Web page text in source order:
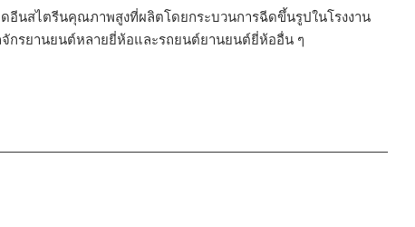
ดอีนสไตรีนคุณภาพสูงที่ผลิตโดยกระบวนการฉีดขึ้นรูปในโรงงาน
กรยานยนต์หลายยี่ห้อและรถยนต์ยานยนต์ยี่ห้ออื่น ๆ